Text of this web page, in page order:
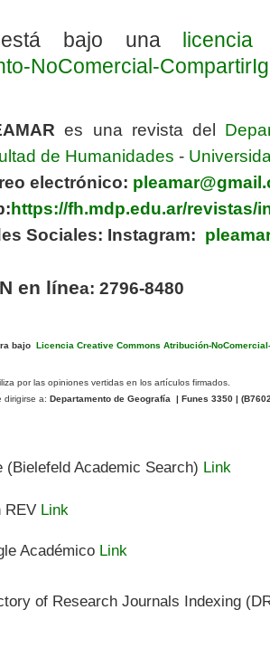
bajo una
NoComercial-
es una revista del
de Humanidades -
electrónico:
https://fh.mdp.edu.ar/revistas/
Sociales: Instagram:
en línea: 2796-8480
bajo Licencia Creative Commons Atribución-
por las opiniones vertidas en los artículos firmados.
dirigirse a: Departamento de Geografía | Funes 3350 | (
(Bielefeld Academic Search) Link
REV Link
Académico Link
of Research Journals Indexing